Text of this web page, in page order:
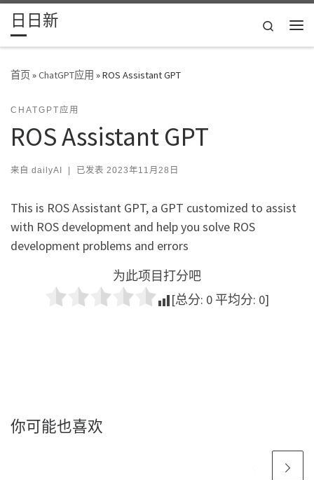
Skip to content
日日新
Search
首页»ChatGPT应用 »ROS Assistant GPT
CHATGPT应用
ROS Assistant GPT
来自 dailyAI | 已发表 2023年11月28日
This is ROS Assistant GPT, a GPT customized to assist
with ROS development and help you solve ROS
development problems and errors
为此项目打分吧
[总分: 0 平均分: 0]
你可能也喜欢